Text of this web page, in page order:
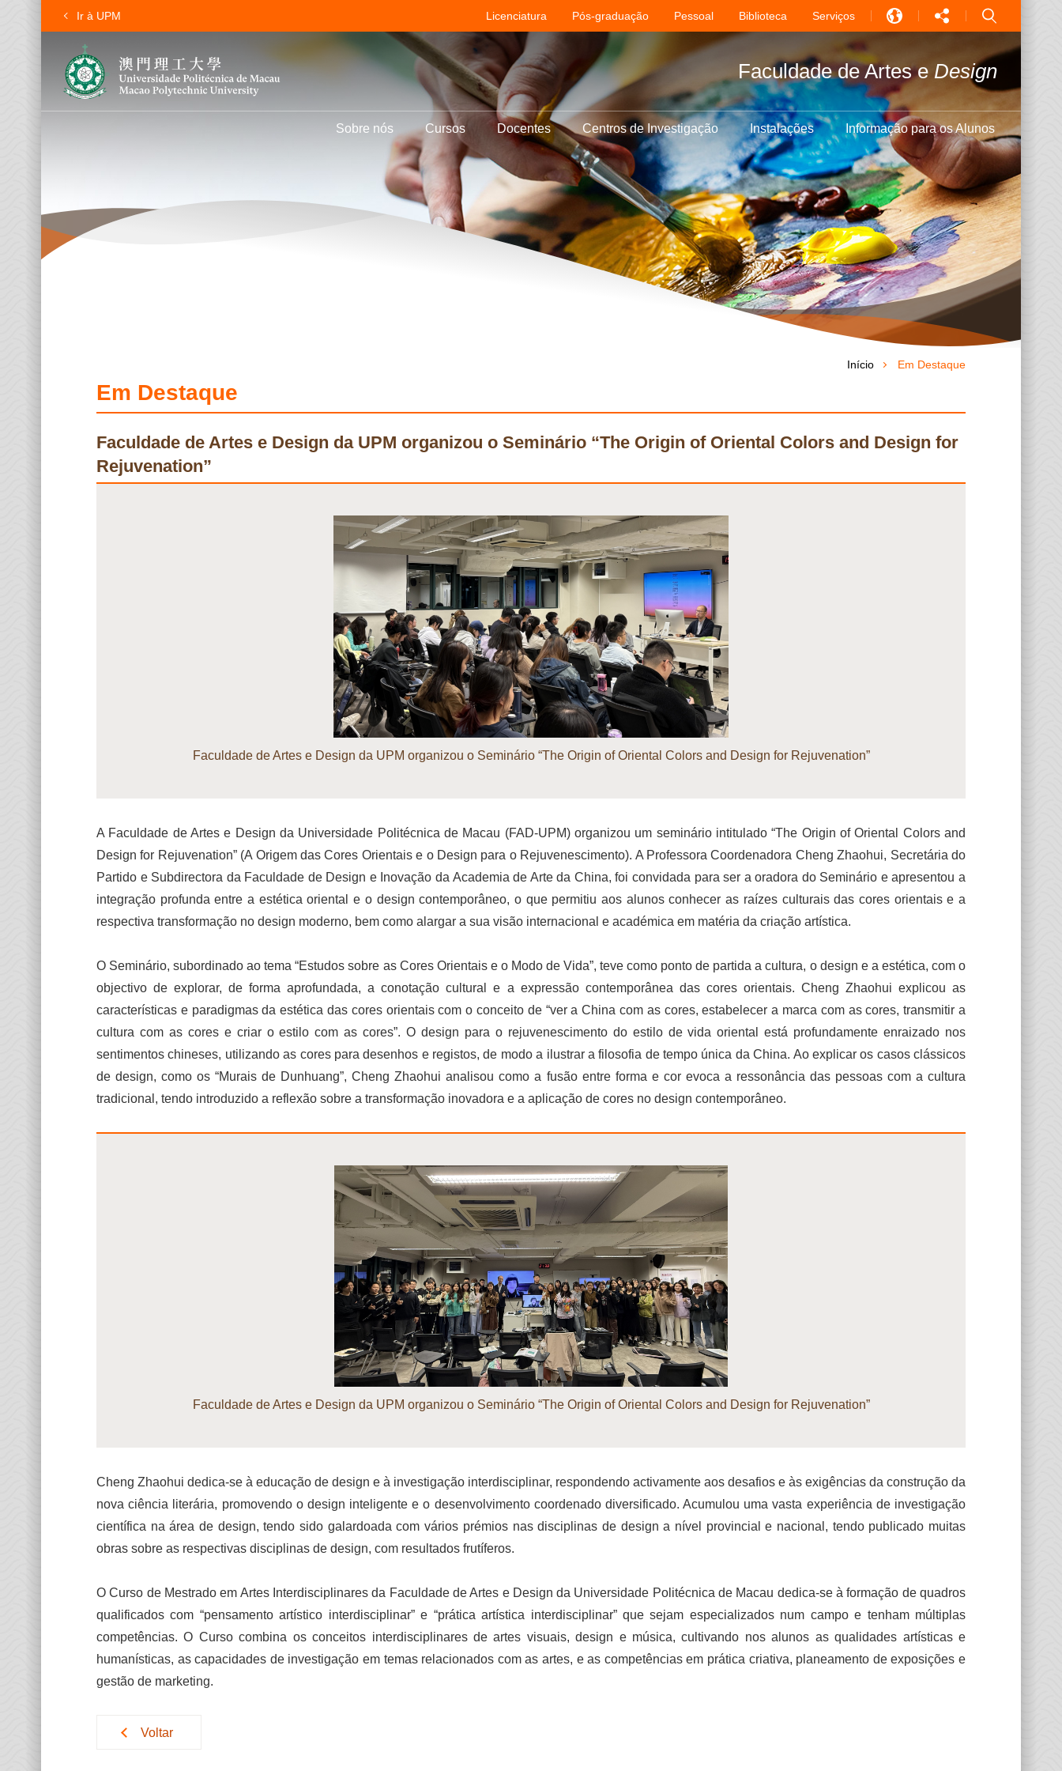
Ir à UPM Licenciatura Pós-graduação Pessoal Biblioteca Serviços
中文
PT
Faculdade de Artes e Design
Sobre nós Cursos Docentes Centros de Investigação Instalações Informação para os Alunos
Início Em Destaque
Em Destaque
Faculdade de Artes e Design da UPM organizou o Seminário “The Origin of Oriental Colors and Design for
Rejuvenation”
Faculdade de Artes e Design da UPM organizou o Seminário “The Origin of Oriental Colors and Design for Rejuvenation”
A Faculdade de Artes e Design da Universidade Politécnica de Macau (FAD-UPM) organizou um seminário intitulado “The Origin of Oriental Colors and
Design for Rejuvenation” (A Origem das Cores Orientais e o Design para o Rejuvenescimento). A Professora Coordenadora Cheng Zhaohui, Secretária do
Partido e Subdirectora da Faculdade de Design e Inovação da Academia de Arte da China, foi convidada para ser a oradora do Seminário e apresentou a
integração profunda entre a estética oriental e o design contemporâneo, o que permitiu aos alunos conhecer as raízes culturais das cores orientais e a
respectiva transformação no design moderno, bem como alargar a sua visão internacional e académica em matéria da criação artística.
O Seminário, subordinado ao tema “Estudos sobre as Cores Orientais e o Modo de Vida”, teve como ponto de partida a cultura, o design e a estética, com o
objectivo de explorar, de forma aprofundada, a conotação cultural e a expressão contemporânea das cores orientais. Cheng Zhaohui explicou as
características e paradigmas da estética das cores orientais com o conceito de “ver a China com as cores, estabelecer a marca com as cores, transmitir a
cultura com as cores e criar o estilo com as cores”. O design para o rejuvenescimento do estilo de vida oriental está profundamente enraizado nos
sentimentos chineses, utilizando as cores para desenhos e registos, de modo a ilustrar a filosofia de tempo única da China. Ao explicar os casos clássicos
de design, como os “Murais de Dunhuang”, Cheng Zhaohui analisou como a fusão entre forma e cor evoca a ressonância das pessoas com a cultura
tradicional, tendo introduzido a reflexão sobre a transformação inovadora e a aplicação de cores no design contemporâneo.
Faculdade de Artes e Design da UPM organizou o Seminário “The Origin of Oriental Colors and Design for Rejuvenation”
Cheng Zhaohui dedica-se à educação de design e à investigação interdisciplinar, respondendo activamente aos desafios e às exigências da construção da
nova ciência literária, promovendo o design inteligente e o desenvolvimento coordenado diversificado. Acumulou uma vasta experiência de investigação
científica na área de design, tendo sido galardoada com vários prémios nas disciplinas de design a nível provincial e nacional, tendo publicado muitas
obras sobre as respectivas disciplinas de design, com resultados frutíferos.
O Curso de Mestrado em Artes Interdisciplinares da Faculdade de Artes e Design da Universidade Politécnica de Macau dedica-se à formação de quadros
qualificados com “pensamento artístico interdisciplinar” e “prática artística interdisciplinar” que sejam especializados num campo e tenham múltiplas
competências. O Curso combina os conceitos interdisciplinares de artes visuais, design e música, cultivando nos alunos as qualidades artísticas e
humanísticas, as capacidades de investigação em temas relacionados com as artes, e as competências em prática criativa, planeamento de exposições e
gestão de marketing.
Voltar